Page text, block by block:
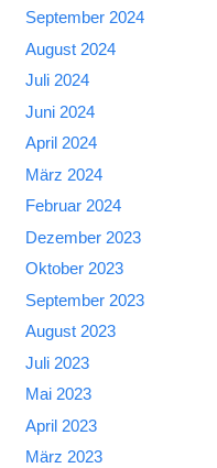
September 2024
August 2024
Juli 2024
Juni 2024
April 2024
März 2024
Februar 2024
Dezember 2023
Oktober 2023
September 2023
August 2023
Juli 2023
Mai 2023
April 2023
März 2023